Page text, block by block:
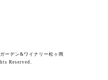
ーデン&ワイナリー松ヶ岡
Reserved.